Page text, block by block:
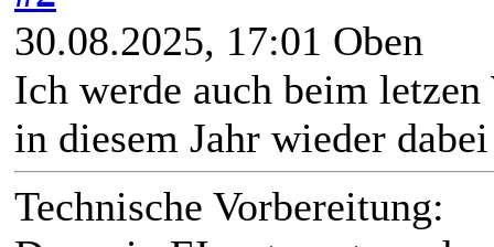
30.08.2025, 17:01 Oben
Ich werde auch beim
in diesem Jahr wieder
Technische Vorbereitung: